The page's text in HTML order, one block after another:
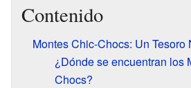
Contenido
Montes Chic-Chocs: Un
¿Dónde se encuentran los
Chocs?